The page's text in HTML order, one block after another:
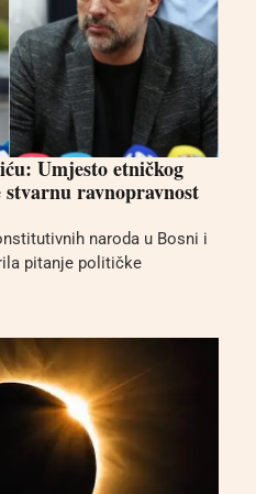
Umjesto etničkog
ravnopravnost
naroda u Bosni i
pitanje političke